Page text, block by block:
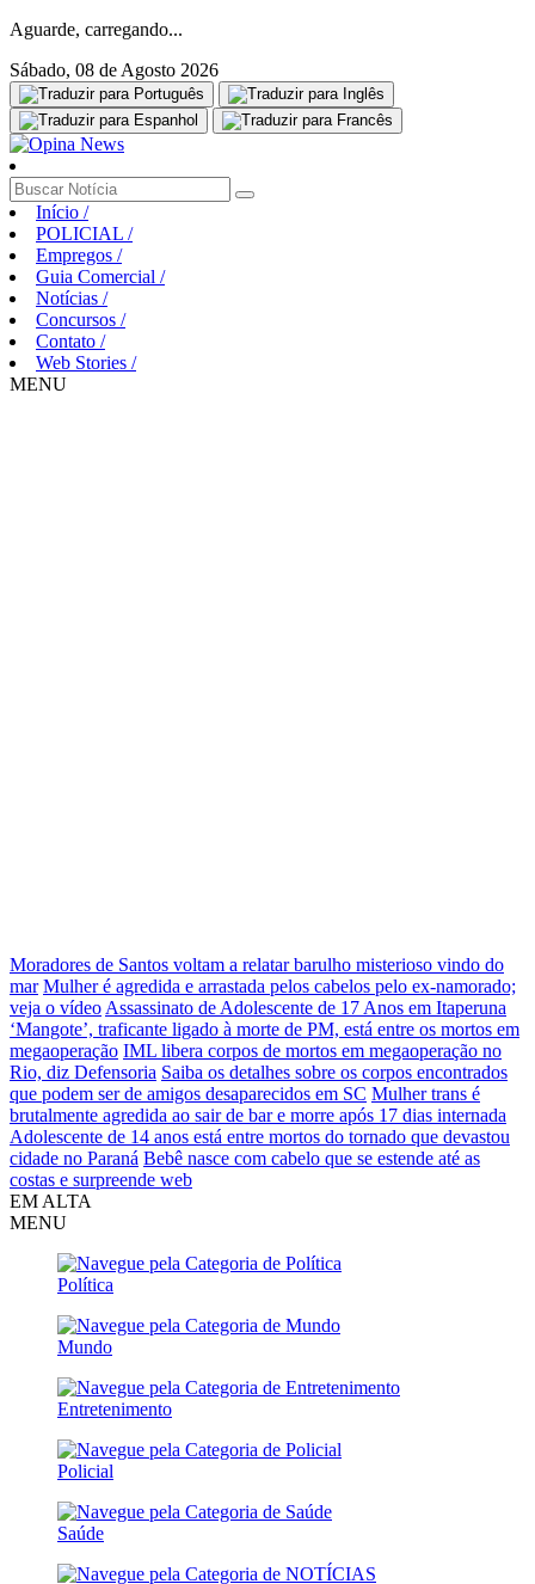
Aguarde, carregando...
Sábado, 08 de Agosto 2026
Início /
POLICIAL /
Empregos /
Guia Comercial /
Notícias /
Concursos /
Contato /
Web Stories /
MENU
Moradores de Santos voltam a relatar barulho misterioso vindo do
mar Mulher é agredida e arrastada pelos cabelos pelo ex-namorado;
veja o vídeo Assassinato de Adolescente de 17 Anos em Itaperuna
‘Mangote’, traficante ligado à morte de PM, está entre os mortos em
megaoperação IML libera corpos de mortos em megaoperação no
Rio, diz Defensoria Saiba os detalhes sobre os corpos encontrados
que podem ser de amigos desaparecidos em SC Mulher trans é
brutalmente agredida ao sair de bar e morre após 17 dias internada
Adolescente de 14 anos está entre mortos do tornado que devastou
cidade no Paraná Bebê nasce com cabelo que se estende até as
costas e surpreende web
EM ALTA
MENU
Política
Mundo
Entretenimento
Policial
Saúde